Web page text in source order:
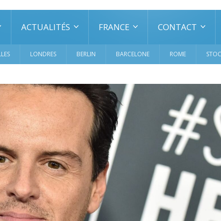
ACTUALITÉS FRANCE CONTACT
LONDRES BERLIN BARCELONE ROME